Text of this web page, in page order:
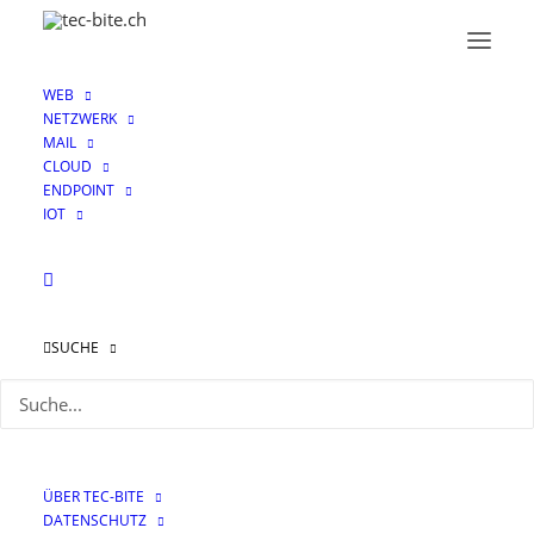
WEB
NETZWERK
MAIL
CLOUD
ENDPOINT
IOT
SUCHE
ÜBER TEC-BITE
DATENSCHUTZ